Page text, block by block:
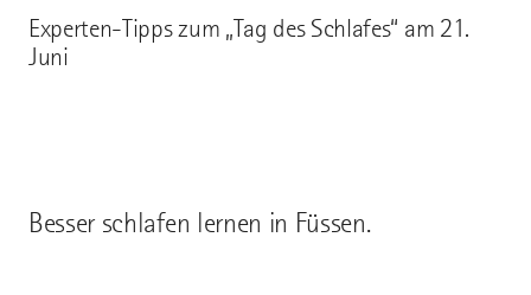
Experten-Tipps zum „Tag des Schlafes“ am 21.
Juni
Besser schlafen lernen in Füssen.